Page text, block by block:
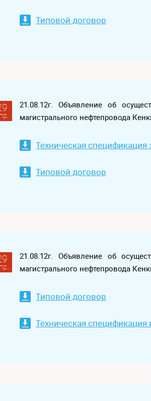
Типовой договор
21.08.12г. Объявление об
магистрального нефтепровода
Техническая спецификация
Типовой договор
21.08.12г. Объявление об
магистрального нефтепровода
Типовой договор
Техническая спецификация